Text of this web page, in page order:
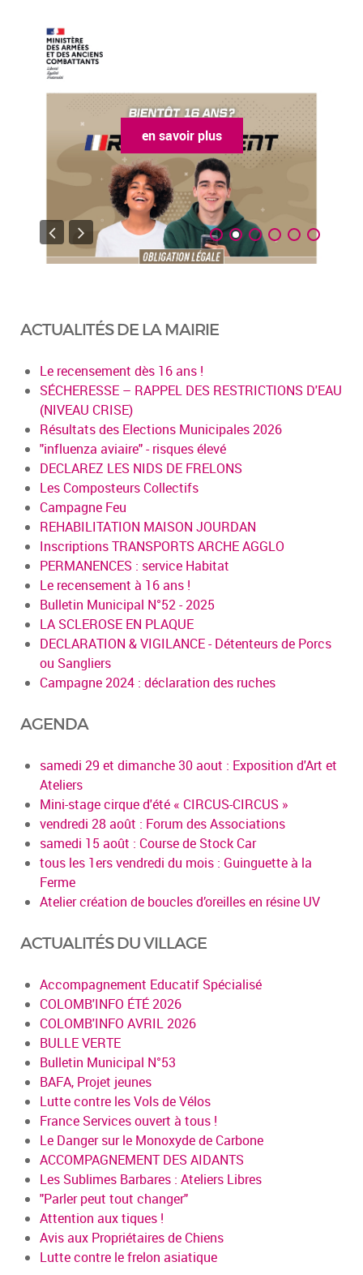
en savoir plus
ACTUALITÉS DE LA MAIRIE
Le recensement dès 16 ans !
SÉCHERESSE – RAPPEL DES RESTRICTIONS D'EAU
(NIVEAU CRISE)
Résultats des Elections Municipales 2026
"influenza aviaire" - risques élevé
DECLAREZ LES NIDS DE FRELONS
Les Composteurs Collectifs
Campagne Feu
REHABILITATION MAISON JOURDAN
Inscriptions TRANSPORTS ARCHE AGGLO
PERMANENCES : service Habitat
Le recensement à 16 ans !
Bulletin Municipal N°52 - 2025
LA SCLEROSE EN PLAQUE
DECLARATION & VIGILANCE - Détenteurs de Porcs
ou Sangliers
Campagne 2024 : déclaration des ruches
AGENDA
samedi 29 et dimanche 30 aout : Exposition d'Art et
Ateliers
Mini-stage cirque d'été « CIRCUS-CIRCUS »
vendredi 28 août : Forum des Associations
samedi 15 août : Course de Stock Car
tous les 1ers vendredi du mois : Guinguette à la
Ferme
Atelier création de boucles d’oreilles en résine UV
ACTUALITÉS DU VILLAGE
Accompagnement Educatif Spécialisé
COLOMB'INFO ÉTÉ 2026
COLOMB'INFO AVRIL 2026
BULLE VERTE
Bulletin Municipal N°53
BAFA, Projet jeunes
Lutte contre les Vols de Vélos
France Services ouvert à tous !
Le Danger sur le Monoxyde de Carbone
ACCOMPAGNEMENT DES AIDANTS
Les Sublimes Barbares : Ateliers Libres
"Parler peut tout changer"
Attention aux tiques !
Avis aux Propriétaires de Chiens
Lutte contre le frelon asiatique